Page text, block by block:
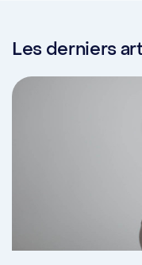
Les derniers